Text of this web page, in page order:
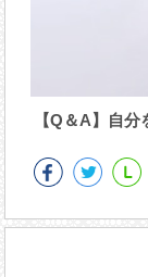
【Q＆A】自